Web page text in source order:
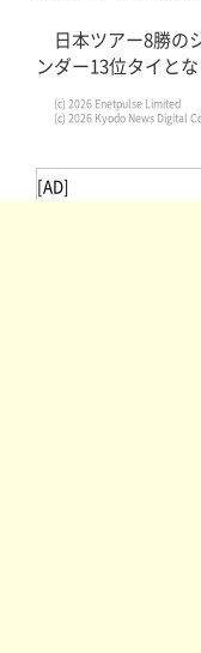
日本ツアー8勝の
ンダー13位タイとな
(c) 2026 Enetpulse Limited
(c) 2026 Kyodo News Digital
[AD]